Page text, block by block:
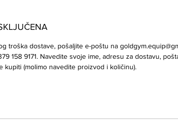
troška dostave, pošaljite e-poštu na
158 9171. Navedite svoje ime, adresu za dostavu,
kupiti (molimo navedite proizvod i količinu).